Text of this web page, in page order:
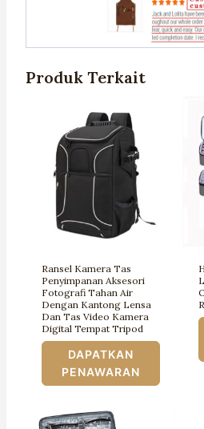
Produk Terkait
Ransel Kamera Tas
Penyimpanan Aksesori
Fotografi Tahan Air
Dengan Kantong Lensa
Dan Tas Video Kamera
Digital Tempat Tripod
DAPATKAN
PENAWARAN